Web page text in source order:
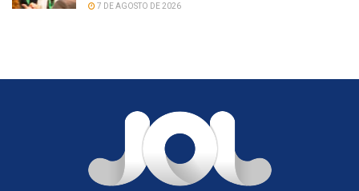
7 DE AGOSTO DE 2026